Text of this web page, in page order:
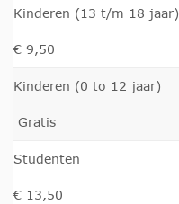
Kinderen (13 t/m 18 jaar)
€ 9,50
Kinderen (0 to 12 jaar)
Gratis
Studenten
€ 13,50